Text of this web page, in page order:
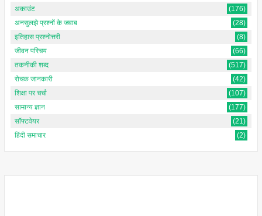
अकाउंट
(176)
अनसुलझे प्रश्नों के जवाब
(28)
इतिहास प्रश्नोत्तरी
(8)
जीवन परिचय
(66)
तकनीकी शब्द
(517)
रोचक जानकारी
(42)
शिक्षा पर चर्चा
(107)
सामान्य ज्ञान
(177)
सॉफ्टवेयर
(21)
हिंदी समाचार
(2)